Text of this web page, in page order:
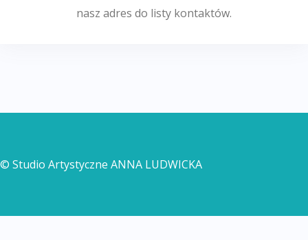
nasz adres do listy kontaktów.
© Studio Artystyczne ANNA LUDWICKA